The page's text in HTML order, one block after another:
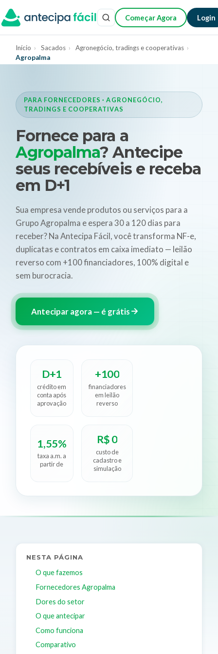
Começar Agora Login
Início › Sacados › Agronegócio, tradings e cooperativas ›
Agropalma
PARA FORNECEDORES · AGRONEGÓCIO,
TRADINGS E COOPERATIVAS
Fornece para a
Agropalma? Antecipe
seus recebíveis e receba
em D+1
Sua empresa vende produtos ou serviços para a
Grupo Agropalma e espera 30 a 120 dias para
receber? Na Antecipa Fácil, você transforma NF-e,
duplicatas e contratos em caixa imediato — leilão
reverso com +100 financiadores, 100% digital e
sem burocracia.
Antecipar agora — é grátis
D+1
crédito em
conta após
aprovação
+100
financiadores
em leilão
reverso
1,55%
taxa a.m. a
partir de
R$ 0
custo de
cadastro e
simulação
NESTA PÁGINA
O que fazemos
Fornecedores Agropalma
Dores do setor
O que antecipar
Como funciona
Comparativo